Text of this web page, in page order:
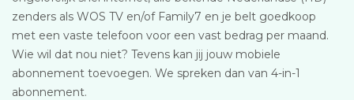
zenders als WOS TV en/of Family7 en je belt goedkoop
met een vaste telefoon voor een vast bedrag per maand.
Wie wil dat nou niet? Tevens kan jij jouw mobiele
abonnement toevoegen. We spreken dan van 4-in-1
abonnement.